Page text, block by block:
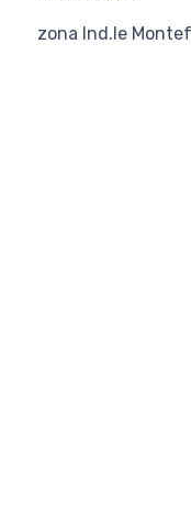
zona Ind.le